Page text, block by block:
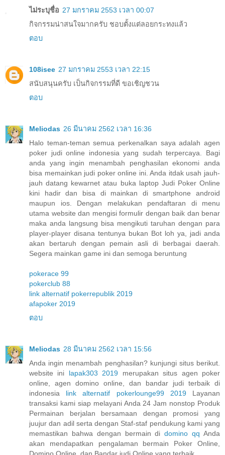
ไม่ระบุชื่อ 27 มกราคม 2553 เวลา 00:07
กิจกรรมน่าสนใจมากครับ ชอบตั้งแต่ลอยกระทงแล้ว
ตอบ
108isee 27 มกราคม 2553 เวลา 22:15
สนับสนุนครับ เป็นกิจกรรมที่ดี ขอเชิญชวน
ตอบ
Meliodas 26 มีนาคม 2562 เวลา 16:36
Halo teman-teman semua perkenalkan saya adalah agen
poker judi online indonesia yang sudah terpercaya. Bagi
anda yang ingin menambah penghasilan ekonomi anda
bisa memainkan judi poker online ini. Anda itdak usah jauh-
jauh datang kewarnet atau buka laptop Judi Poker Online
kini hadir dan bisa di mainkan di smartphone android
maupun ios. Dengan melakukan pendaftaran di menu
utama website dan mengisi formulir dengan baik dan benar
maka anda langsung bisa mengikuti taruhan dengan para
player-player disana tentunya bukan Bot loh ya, jadi anda
akan bertaruh dengan pemain asli di berbagai daerah.
Segera mainkan game ini dan semoga beruntung
pokerace 99
pokerclub 88
link alternatif pokerrepublik 2019
afapoker 2019
ตอบ
Meliodas 28 มีนาคม 2562 เวลา 15:56
Anda ingin menambah penghasilan? kunjungi situs berikut.
website ini lapak303 2019 merupakan situs agen poker
online, agen domino online, dan bandar judi terbaik di
indonesia link alternatif pokerlounge99 2019Layanan
transaksi kami siap melayani Anda 24 Jam nonstop Produk
Permainan berjalan bersamaan dengan promosi yang
juujur dan adil serta dengan Staf-staf pendukung kami yang
memastikan bahwa dengan bermain didomino qq Anda
akan mendapatkan pengalaman bermain Poker Online,